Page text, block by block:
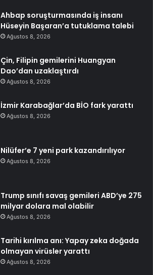
Ahbap soruşturmasında iş insanı
Hüseyin Başaran’a tutuklama talebi
Ağustos 8, 2026
Çin, Filipin gemilerini Huangyan
Dao’dan uzaklaştırdı
Ağustos 8, 2026
İzmir Karabağlar’da BİO fark yarattı
Ağustos 8, 2026
Nilüfer’e 7 yeni park kazandırılıyor
Ağustos 8, 2026
Trump sınıfı savaş gemileri ABD’ye 275
milyar dolara mal olabilir
Ağustos 8, 2026
Tarihi kırılma anı: Yapay zeka doğada
olmayan virüsler yarattı
Ağustos 8, 2026